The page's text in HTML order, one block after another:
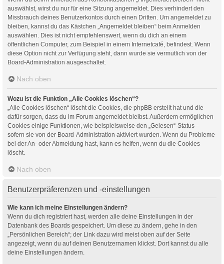
auswählst, wirst du nur für eine Sitzung angemeldet. Dies verhindert den
Missbrauch deines Benutzerkontos durch einen Dritten. Um angemeldet zu
bleiben, kannst du das Kästchen „Angemeldet bleiben“ beim Anmelden
auswählen. Dies ist nicht empfehlenswert, wenn du dich an einem
öffentlichen Computer, zum Beispiel in einem Internetcafé, befindest. Wenn
diese Option nicht zur Verfügung steht, dann wurde sie vermutlich von der
Board-Administration ausgeschaltet.
Nach oben
Wozu ist die Funktion „Alle Cookies löschen“?
„Alle Cookies löschen“ löscht die Cookies, die phpBB erstellt hat und die
dafür sorgen, dass du im Forum angemeldet bleibst. Außerdem ermöglichen
Cookies einige Funktionen, wie beispielsweise den „Gelesen“-Status –
sofern sie von der Board-Administration aktiviert wurden. Wenn du Probleme
bei der An- oder Abmeldung hast, kann es helfen, wenn du die Cookies
löscht.
Nach oben
Benutzerpräferenzen und -einstellungen
Wie kann ich meine Einstellungen ändern?
Wenn du dich registriert hast, werden alle deine Einstellungen in der
Datenbank des Boards gespeichert. Um diese zu ändern, gehe in den
„Persönlichen Bereich“; der Link dazu wird meist oben auf der Seite
angezeigt, wenn du auf deinen Benutzernamen klickst. Dort kannst du alle
deine Einstellungen ändern.